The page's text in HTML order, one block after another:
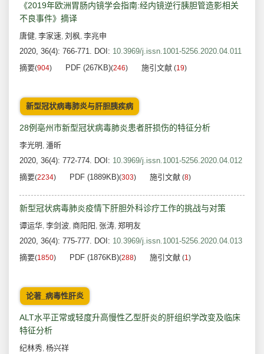
《2019年欧洲胃肠内镜学会指南:经内镜逆行胰胆管造影相关
不良事件》摘译
唐健, 李家速, 刘枫, 李兆申
2020, 36(4): 766-771. DOI: 10.3969/j.issn.1001-5256.2020.04.011
摘要(904) PDF (267KB)(246) 施引文献 (19)
新型冠状病毒肺炎与肝胆胰疾病
28例亳州市新型冠状病毒肺炎患者肝损伤的特征分析
李光明 , 潘昕
2020, 36(4): 772-774. DOI: 10.3969/j.issn.1001-5256.2020.04.012
摘要(2234) PDF (1889KB)(303) 施引文献 (8)
新型冠状病毒肺炎疫情下肝胆外科诊疗工作的挑战与对策
谭运华, 李剑波, 商阳阳 , 张涛, 郑明友
2020, 36(4): 775-777. DOI: 10.3969/j.issn.1001-5256.2020.04.013
摘要(1850) PDF (1876KB)(288) 施引文献 (1)
论著_病毒性肝炎
ALT水平正常或轻度升高慢性乙型肝炎的肝组织学改变及临床
特征分析
纪林秀, 杨兴祥